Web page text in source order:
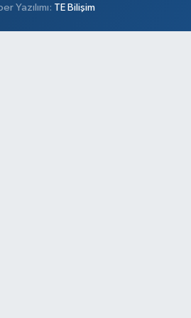
Yazılımı: TE Bilişim